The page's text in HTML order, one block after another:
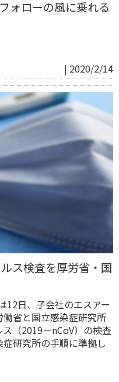
ォローの風に乗れる
| 2020/2/14
ス検査を厚労省・国
12日、子会社のエスアー
省と国立感染症研究所
（2019－nCoV）の検査
研究所の手順に準拠し